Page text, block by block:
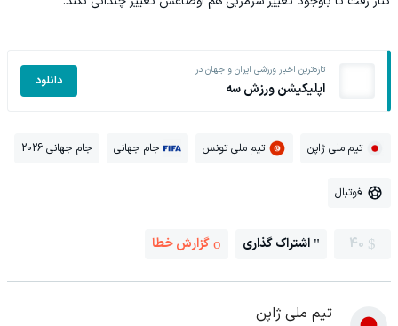
تازه‌ترین اخبار ورزشی ایران و جهان در
اپلیکیشن ورزش سه دانلود
تیم ملی ژاپن تیم ملی تونس جام جهانی جام جهانی 2026
فوتبال
40 اشتراک گذاری گزارش خطا
تیم ملی ژاپن